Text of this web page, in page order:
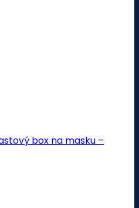
box na masku –